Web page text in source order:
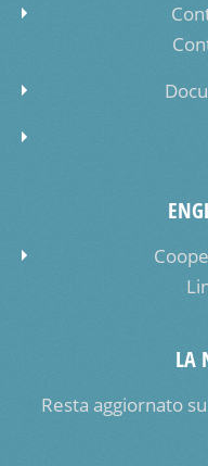
LA
Resta aggiornato